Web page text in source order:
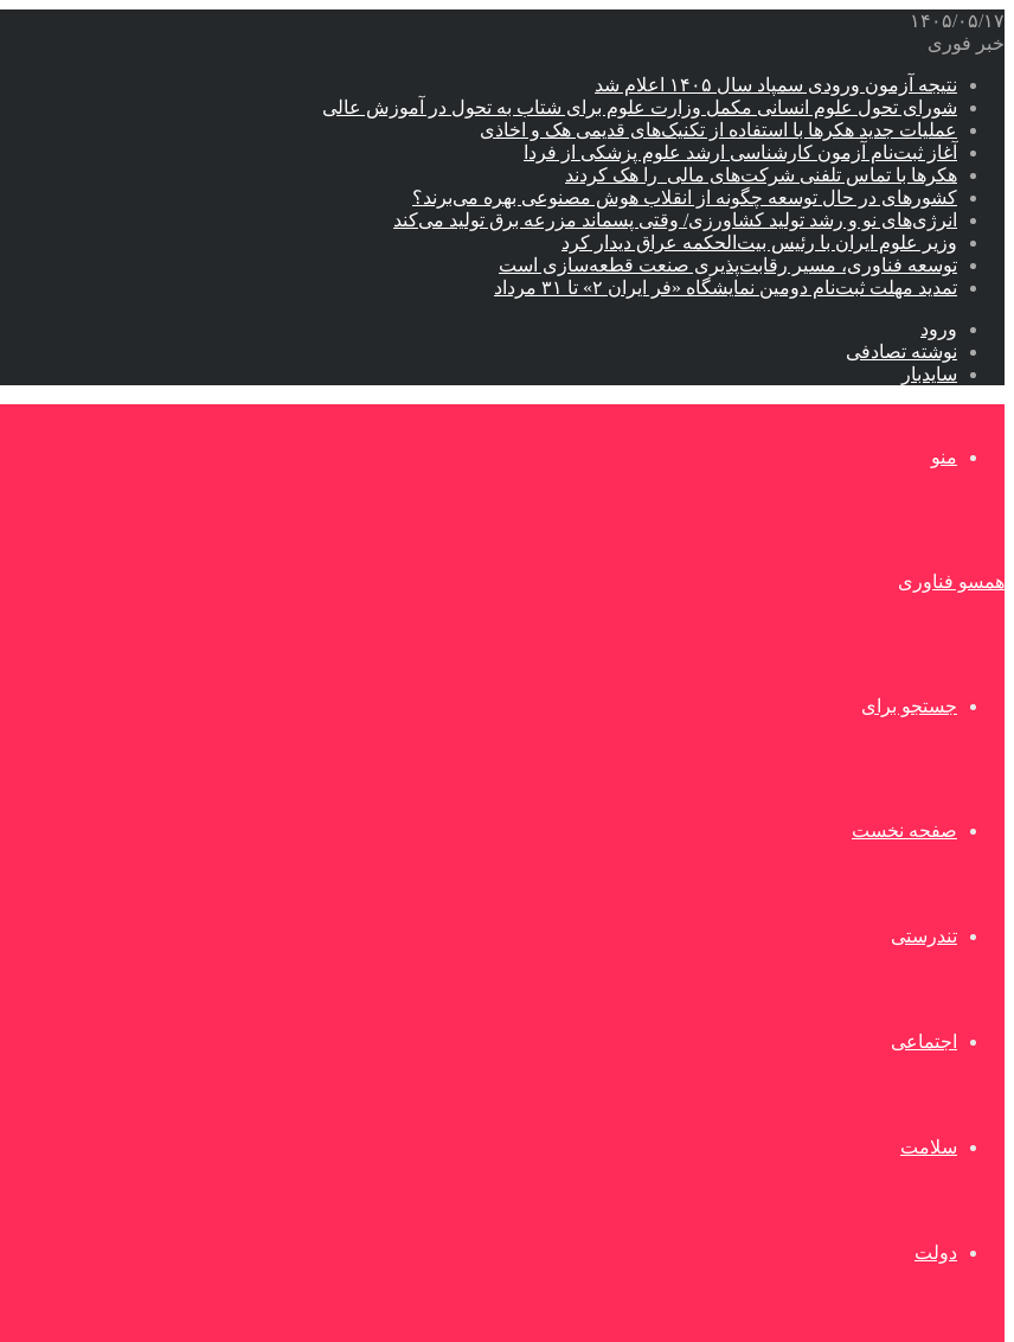
۱۴۰۵/۰۵/۱۷
خبر فوری
نتیجه آزمون ورودی سمپاد سال ۱۴۰۵ اعلام شد
شورای تحول علوم انسانی مکمل وزارت علوم برای شتاب به تحول در آموزش عالی
عملیات جدید هکرها با استفاده از تکنیک‌های قدیمی هک و اخاذی
آغاز ثبت‌نام‌ آزمون کارشناسی ارشد علوم پزشکی از فردا
هکرها با تماس تلفنی شرکت‌های مالی را هک کردند
کشورهای در حال توسعه چگونه از انقلاب هوش مصنوعی بهره می‌برند؟
انرژی‌های نو و رشد تولید کشاورزی/ وقتی پسماند مزرعه‌ برق تولید می‌کند
وزیر علوم ایران با رئیس بیت‌الحکمه عراق دیدار کرد
توسعه فناوری، مسیر رقابت‌پذیری صنعت قطعه‌سازی است
تمدید مهلت ثبت‌نام دومین نمایشگاه «فر ایران ۲» تا ۳۱ مرداد
ورود
نوشته تصادفی
سایدبار
منو
همسو فناوری
جستجو برای
صفحه نخست
تندرستی
اجتماعی
سلامت
دولت